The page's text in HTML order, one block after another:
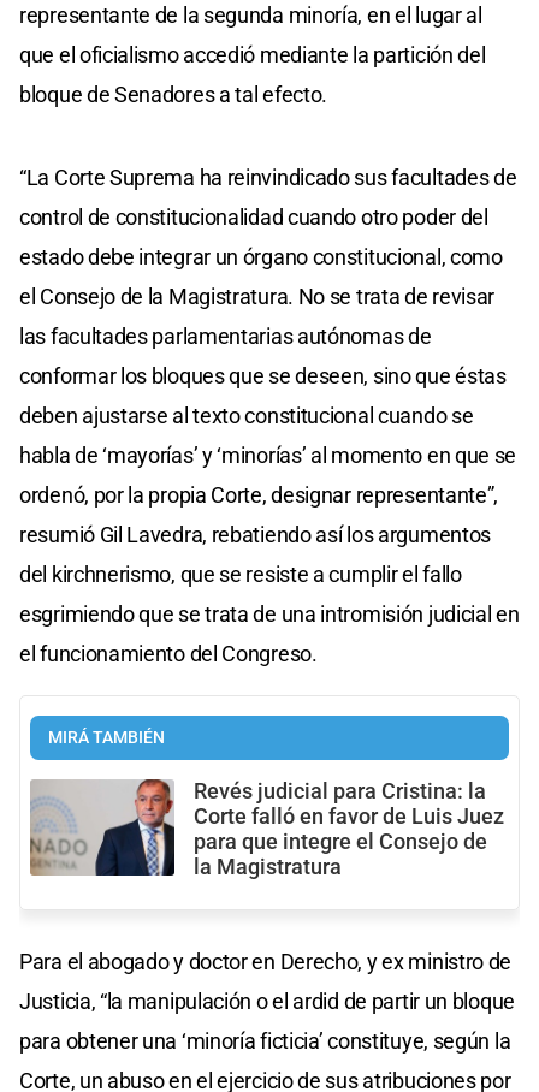
representante de la segunda minoría, en el lugar al
que el oficialismo accedió mediante la partición del
bloque de Senadores a tal efecto.
“La Corte Suprema ha reinvindicado sus facultades de
control de constitucionalidad cuando otro poder del
estado debe integrar un órgano constitucional, como
el Consejo de la Magistratura. No se trata de revisar
las facultades parlamentarias autónomas de
conformar los bloques que se deseen, sino que éstas
deben ajustarse al texto constitucional cuando se
habla de ‘mayorías’ y ‘minorías’ al momento en que se
ordenó, por la propia Corte, designar representante”,
resumió Gil Lavedra, rebatiendo así los argumentos
del kirchnerismo, que se resiste a cumplir el fallo
esgrimiendo que se trata de una intromisión judicial en
el funcionamiento del Congreso.
MIRÁ TAMBIÉN
Revés judicial para Cristina: la
Corte falló en favor de Luis Juez
para que integre el Consejo de
la Magistratura
Para el abogado y doctor en Derecho, y ex ministro de
Justicia, “la manipulación o el ardid de partir un bloque
para obtener una ‘minoría ficticia’ constituye, según la
Corte, un abuso en el ejercicio de sus atribuciones por